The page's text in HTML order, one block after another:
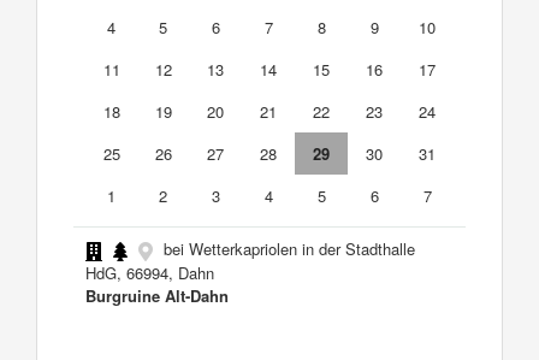
4
5 6 7 8 9
10
11
12 13 14 15 16
17
18
19 20 21 22 23
24
25
26 27 28 29 30
31
1
2 3 4 5 6 7
bei Wetterkapriolen in der Stadthalle
HdG, 66994, Dahn
Burgruine Alt-Dahn